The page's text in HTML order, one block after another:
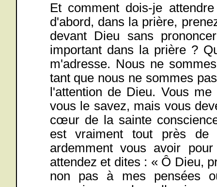
Et comment dois-je
d'abord, dans la prière,
devant Dieu sans
important dans la prière ?
m'adresse. Nous ne
tant que nous ne sommes
l'attention de Dieu. Vous
vous le savez, mais vous
cœur de la sainte
est vraiment tout près
ardemment vous avoir
attendez et dites : « Ô Dieu,
non pas à mes pensées